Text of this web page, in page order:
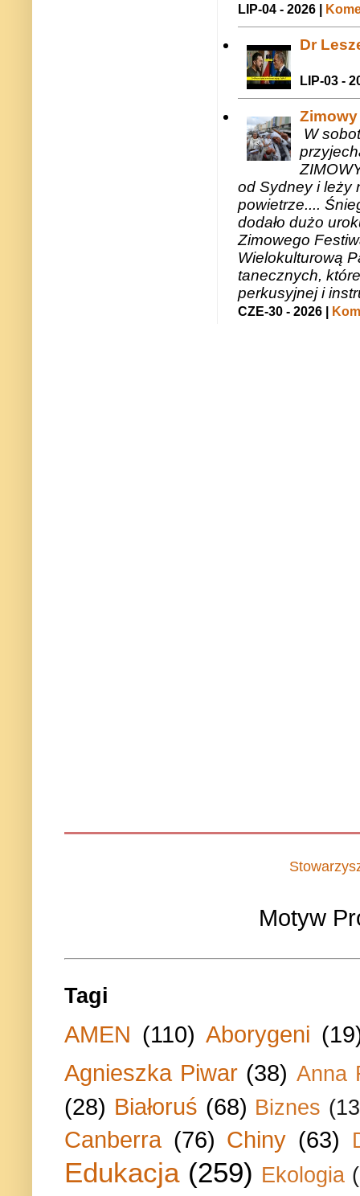
LIP-04 - 2026 |
Dr
LIP-03 -
W
od Sydney i leży
powietrze....
dodało dużo
Zimowego
Wielokulturową
tanecznych,
perkusyjnej i
CZE-30 - 2026 |
Motyw
Tagi
AMEN (110) Aborygeni
Agnieszka Piwar (38) Anna
(28) Białoruś (68) Biznes
Canberra (76) Chiny (63)
Edukacja (259) Ekologia